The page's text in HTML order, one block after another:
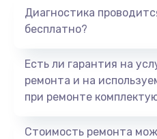
Диагностика
бесплатно?
Есть ли гарантия на
ремонта и на
при ремонте
Стоимость ремонта